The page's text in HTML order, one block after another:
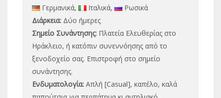
Γερμανικά,
Ιταλικά,
Ρωσικά
Διάρκεια: Δύο ήμερες
Σημείο Συνάντησης: Πλατεία Ελευθερίας στο
Ηράκλειο, ή κατόπιν συνεννόησης από το
ξενοδοχείο σας. Επιστροφή στο σημείο
συνάντησης.
Ενδυματολογία: Απλή [Casual], καπέλο, καλά